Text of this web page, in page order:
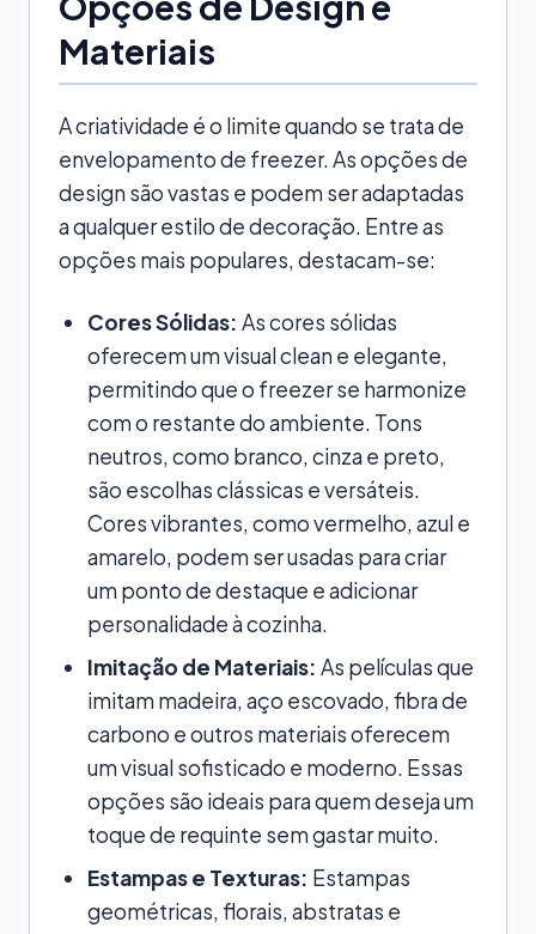
Materiais
A criatividade é o limite quando se trata de
envelopamento de freezer. As opções de
design são vastas e podem ser adaptadas
a qualquer estilo de decoração. Entre as
opções mais populares, destacam-se:
Cores Sólidas: As cores sólidas
oferecem um visual clean e elegante,
permitindo que o freezer se harmonize
com o restante do ambiente. Tons
neutros, como branco, cinza e preto,
são escolhas clássicas e versáteis.
Cores vibrantes, como vermelho, azul e
amarelo, podem ser usadas para criar
um ponto de destaque e adicionar
personalidade à cozinha.
Imitação de Materiais: As películas que
imitam madeira, aço escovado, fibra de
carbono e outros materiais oferecem
um visual sofisticado e moderno. Essas
opções são ideais para quem deseja um
toque de requinte sem gastar muito.
Estampas e Texturas: Estampas
geométricas, florais, abstratas e